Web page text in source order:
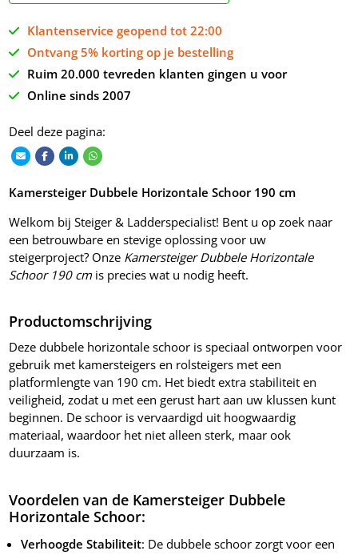
Klantenservice geopend tot 22:00
Ontvang 5% korting op je bestelling
Ruim 20.000 tevreden klanten gingen u voor
Online sinds 2007
Deel deze pagina:
Kamersteiger Dubbele Horizontale Schoor 190 cm
Welkom bij Steiger & Ladderspecialist! Bent u op zoek naar
een betrouwbare en stevige oplossing voor uw
steigerproject? Onze Kamersteiger Dubbele Horizontale
Schoor 190 cmis precies wat u nodig heeft.
Productomschrijving
Deze dubbele horizontale schoor is speciaal ontworpen voor
gebruik met kamersteigers en rolsteigers met een
platformlengte van 190 cm. Het biedt extra stabiliteit en
veiligheid, zodat u met een gerust hart aan uw klussen kunt
beginnen. De schoor is vervaardigd uit hoogwaardig
materiaal, waardoor het niet alleen sterk, maar ook
duurzaam is.
Voordelen van de Kamersteiger Dubbele
Horizontale Schoor:
Verhoogde Stabiliteit: De dubbele schoor zorgt voor een